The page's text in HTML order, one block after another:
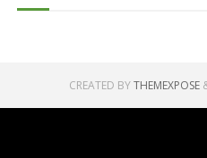
CREATED BYTHEMEXPOSE